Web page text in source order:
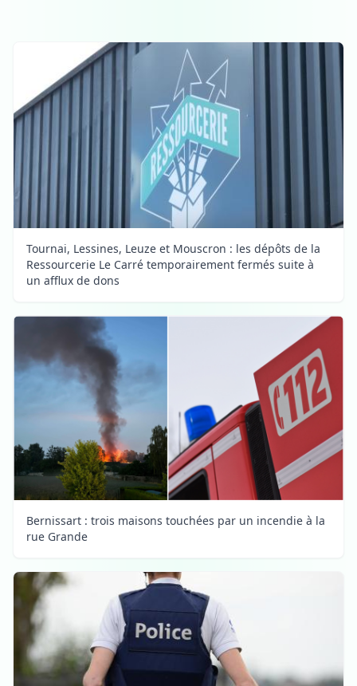
Tournai, Lessines, Leuze et Mouscron : les dépôts de la
Ressourcerie Le Carré temporairement fermés suite à
un afflux de dons
Bernissart : trois maisons touchées par un incendie à la
rue Grande